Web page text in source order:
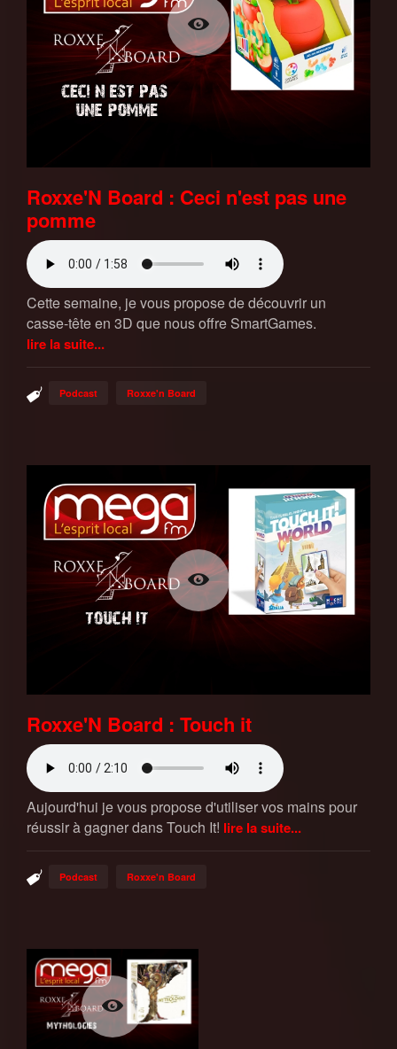
Roxxe'N Board : Ceci n'est pas une
pomme
Cette semaine, je vous propose de découvrir un
casse-tête en 3D que nous offre SmartGames.
lire la suite...
Podcast Roxxe'n Board
Roxxe'N Board : Touch it
Aujourd'hui je vous propose d'utiliser vos mains pour
réussir à gagner dans Touch It! lire la suite...
Podcast Roxxe'n Board